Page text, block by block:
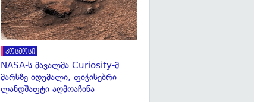
კოსმოსი
NASA-ს მავალმა Curiosity-მ
მარსზე იდუმალი, ფიჭისებრი
ლანდშაფტი აღმოაჩინა